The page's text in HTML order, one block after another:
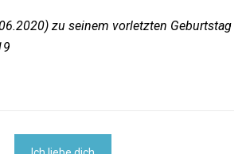
zu seinem vorletzten Geburtstag